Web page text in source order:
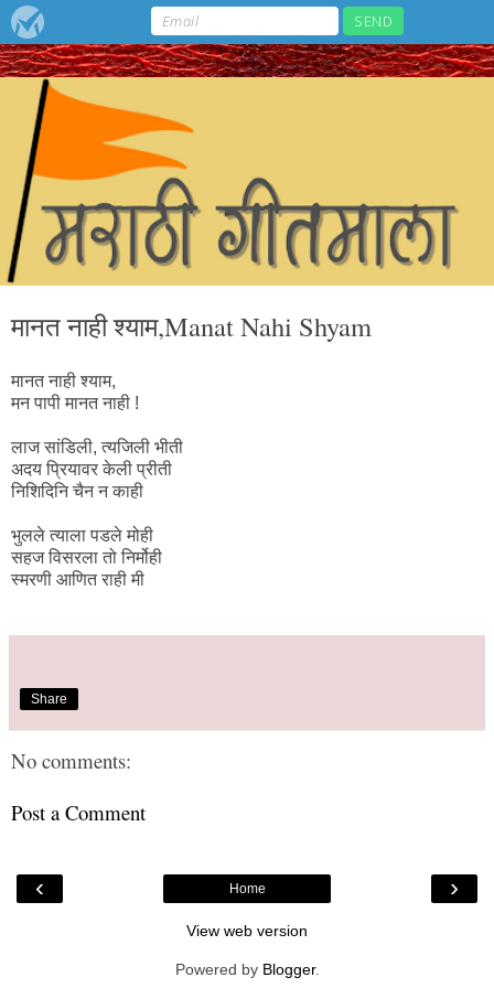
मानत नाही श्याम,Manat Nahi Shyam
मानत नाही श्याम,
मन पापी मानत नाही !
लाज सांडिली, त्यजिली भीती
अदय प्रियावर केली प्रीती
निशिदिनि चैन न काही
भुलले त्याला पडले मोही
सहज विसरला तो निर्मोही
स्मरणी आणित राही मी
Share
No comments:
Post a Comment
‹ ›
Home
View web version
Powered by Blogger.